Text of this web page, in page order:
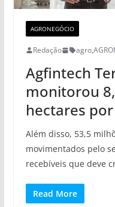
AGRONEGÓCIO
Redação agro,
Agfintech
monitorou
hectares
Além disso, 53,5
movimentados pelo
recebíveis que deve
Read More